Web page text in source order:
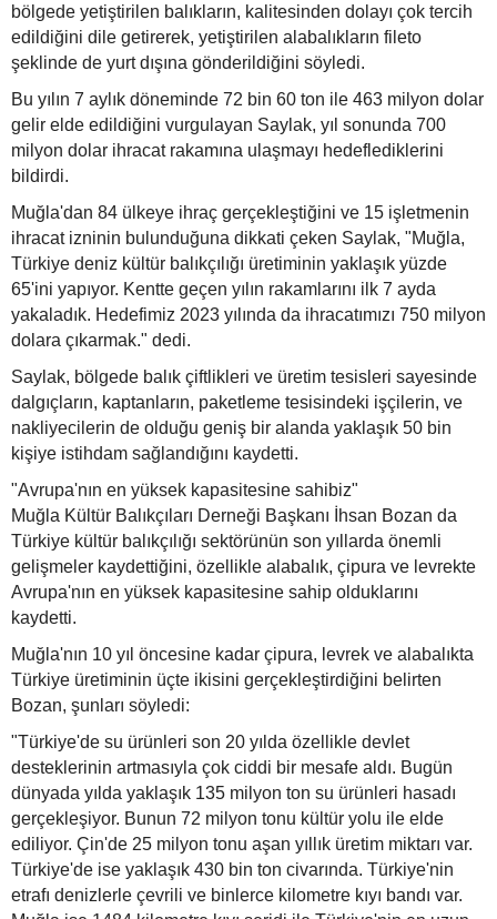
bölgede yetiştirilen balıkların, kalitesinden dolayı çok tercih
edildiğini dile getirerek, yetiştirilen alabalıkların fileto
şeklinde de yurt dışına gönderildiğini söyledi.
Bu yılın 7 aylık döneminde 72 bin 60 ton ile 463 milyon dolar
gelir elde edildiğini vurgulayan Saylak, yıl sonunda 700
milyon dolar ihracat rakamına ulaşmayı hedeflediklerini
bildirdi.
Muğla'dan 84 ülkeye ihraç gerçekleştiğini ve 15 işletmenin
ihracat izninin bulunduğuna dikkati çeken Saylak, "Muğla,
Türkiye deniz kültür balıkçılığı üretiminin yaklaşık yüzde
65'ini yapıyor. Kentte geçen yılın rakamlarını ilk 7 ayda
yakaladık. Hedefimiz 2023 yılında da ihracatımızı 750 milyon
dolara çıkarmak." dedi.
Saylak, bölgede balık çiftlikleri ve üretim tesisleri sayesinde
dalgıçların, kaptanların, paketleme tesisindeki işçilerin, ve
nakliyecilerin de olduğu geniş bir alanda yaklaşık 50 bin
kişiye istihdam sağlandığını kaydetti.
"Avrupa'nın en yüksek kapasitesine sahibiz"
Muğla Kültür Balıkçıları Derneği Başkanı İhsan Bozan da
Türkiye kültür balıkçılığı sektörünün son yıllarda önemli
gelişmeler kaydettiğini, özellikle alabalık, çipura ve levrekte
Avrupa'nın en yüksek kapasitesine sahip olduklarını
kaydetti.
Muğla'nın 10 yıl öncesine kadar çipura, levrek ve alabalıkta
Türkiye üretiminin üçte ikisini gerçekleştirdiğini belirten
Bozan, şunları söyledi:
"Türkiye'de su ürünleri son 20 yılda özellikle devlet
desteklerinin artmasıyla çok ciddi bir mesafe aldı. Bugün
dünyada yılda yaklaşık 135 milyon ton su ürünleri hasadı
gerçekleşiyor. Bunun 72 milyon tonu kültür yolu ile elde
ediliyor. Çin'de 25 milyon tonu aşan yıllık üretim miktarı var.
Türkiye'de ise yaklaşık 430 bin ton civarında. Türkiye'nin
etrafı denizlerle çevrili ve binlerce kilometre kıyı bandı var.